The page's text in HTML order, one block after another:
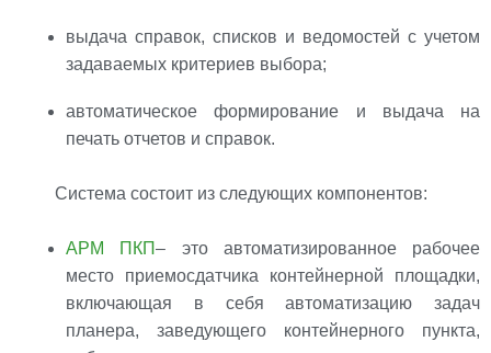
выдача справок, списков и ведомостей с учетом
задаваемых критериев выбора;
автоматическое формирование и выдача на
печать отчетов и справок.
Система состоит из следующих компонентов:
АРМ ПКП– это автоматизированное рабочее
место приемосдатчика контейнерной площадки,
включающая в себя автоматизацию задач
планера, заведующего контейнерного пункта,